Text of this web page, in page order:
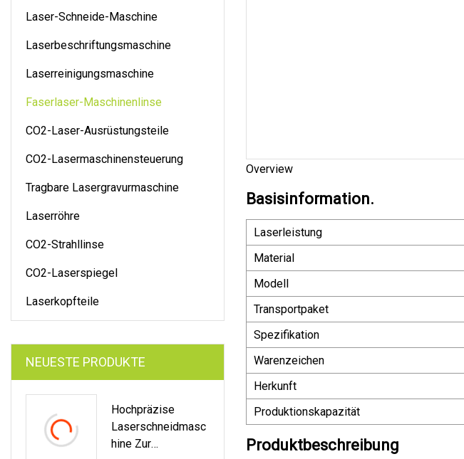
Laser-Schneide-Maschine
Laserbeschriftungsmaschine
Laserreinigungsmaschine
Faserlaser-Maschinenlinse
CO2-Laser-Ausrüstungsteile
CO2-Lasermaschinensteuerung
Tragbare Lasergravurmaschine
Laserröhre
CO2-Strahllinse
CO2-Laserspiegel
Laserkopfteile
NEUESTE PRODUKTE
Hochpräzise
Laserschneidmasc
Hine Zur
Overview
Basisinformation.
Laserleistung
Material
Modell
Transportpaket
Spezifikation
Warenzeichen
Herkunft
Produktionskapazität
Produktbeschreibung